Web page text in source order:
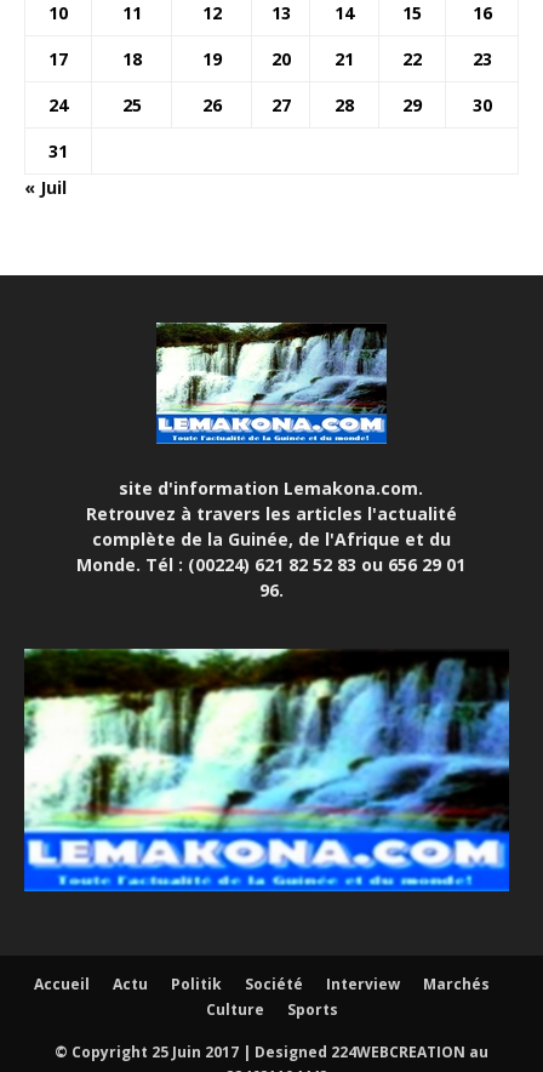
10
11 12 13 14 15
16
17
18 19 20 21 22
23
24
25 26 27 28 29
30
31
« Juil
site d'information Lemakona.com.
Retrouvez à travers les articles l'actualité
complète de la Guinée, de l'Afrique et du
Monde. Tél : (00224) 621 82 52 83 ou 656 29 01
96.
Accueil Actu Politik Société Interview
Marchés
Culture
Sports
© Copyright 25 Juin 2017 | Designed 224WEBCREATION au